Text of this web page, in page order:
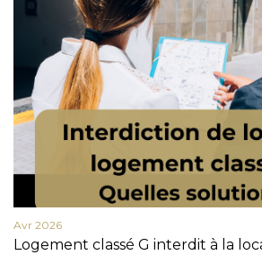
Avr 2026
Logement classé G interdit à la